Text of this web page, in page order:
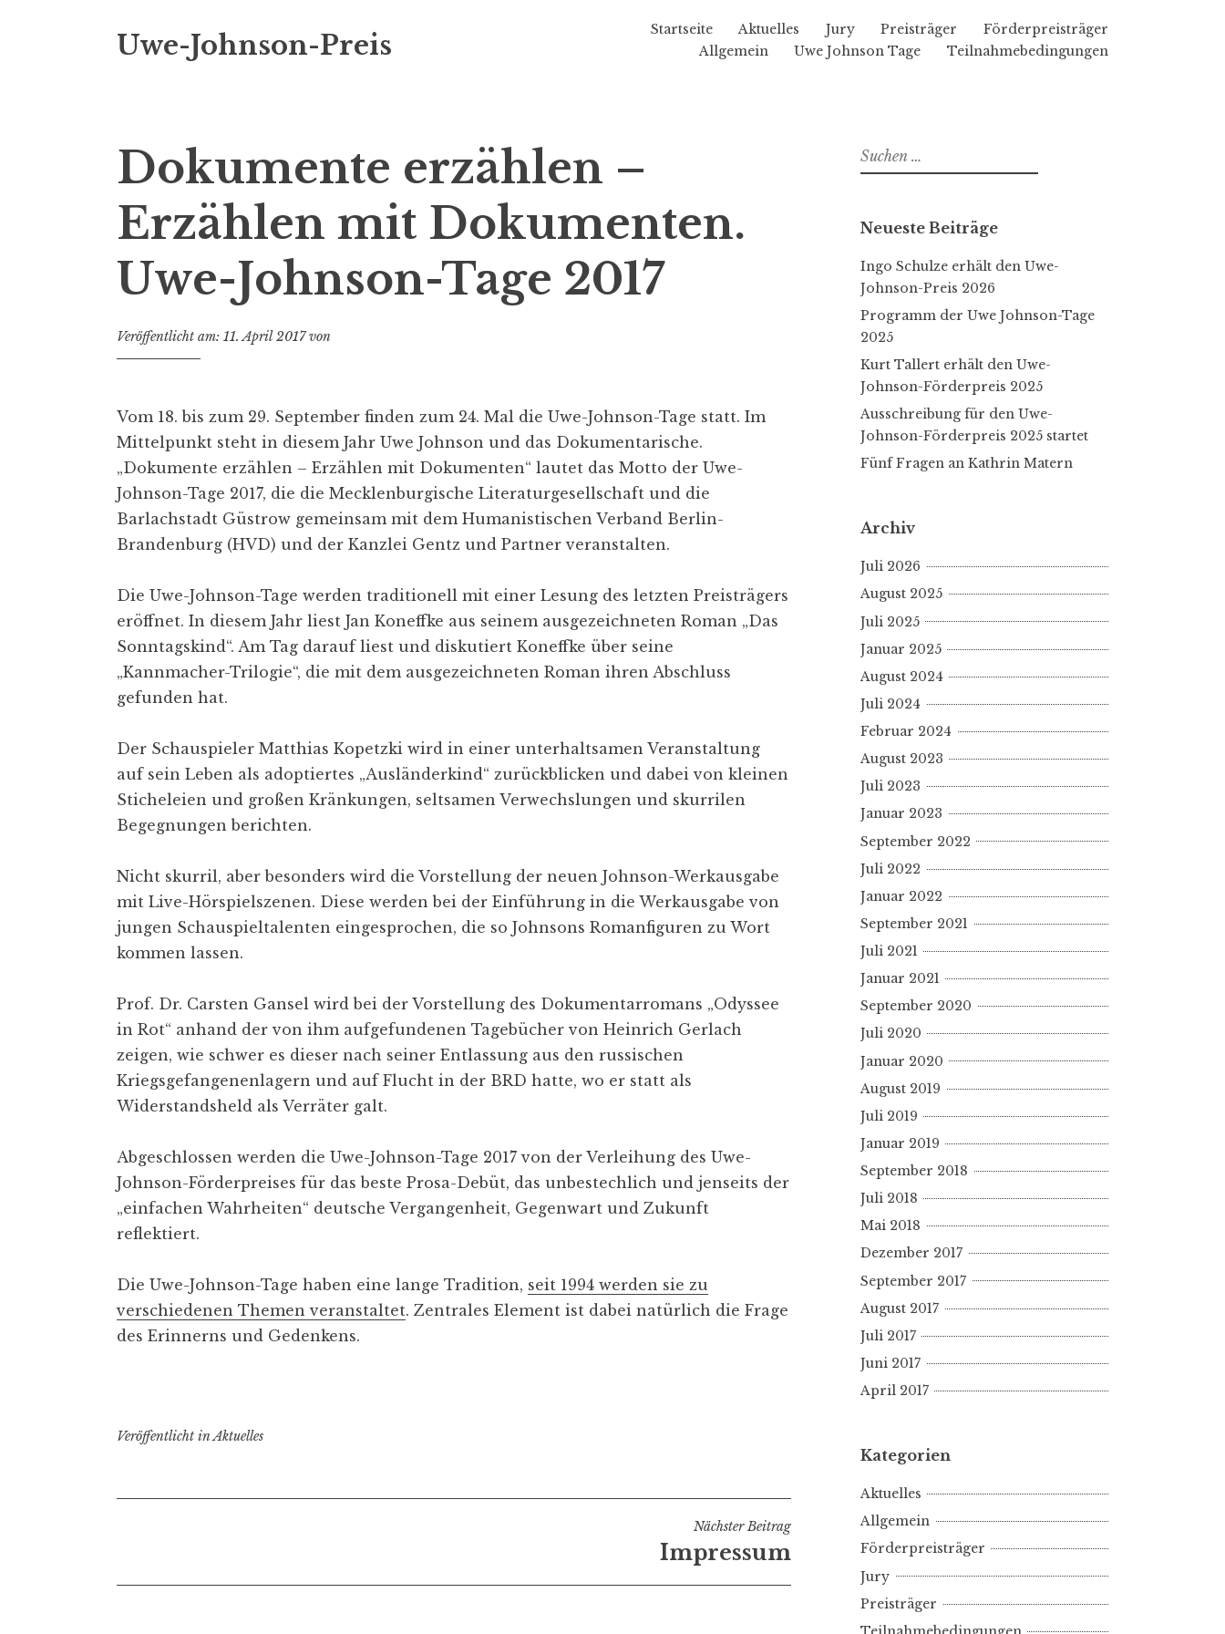
n
Uwe-Johnson-Preis Startseite Aktuelles Jury Preisträger
Förderpreisträger
Allgemein
Uwe Johnson Tage Teilnahmebedingungen
Dokumente erzählen –
Erzählen mit Dokumenten.
Uwe-Johnson-Tage 2017
Veröffentlicht am: 11. April 2017von
Vom 18. bis zum 29. September finden zum 24. Mal die Uwe-Johnson-Tage statt. Im
Mittelpunkt steht in diesem Jahr Uwe Johnson und das Dokumentarische.
„Dokumente erzählen – Erzählen mit Dokumenten“ lautet das Motto der Uwe-
Johnson-Tage 2017, die die Mecklenburgische Literaturgesellschaft und die
Barlachstadt Güstrow gemeinsam mit dem Humanistischen Verband Berlin-
Brandenburg (HVD) und der Kanzlei Gentz und Partner veranstalten.
Die Uwe-Johnson-Tage werden traditionell mit einer Lesung des letzten Preisträgers
eröffnet. In diesem Jahr liest Jan Koneffke aus seinem ausgezeichneten Roman „Das
Sonntagskind“. Am Tag darauf liest und diskutiert Koneffke über seine
„Kannmacher-Trilogie“, die mit dem ausgezeichneten Roman ihren Abschluss
gefunden hat.
Der Schauspieler Matthias Kopetzki wird in einer unterhaltsamen Veranstaltung
auf sein Leben als adoptiertes „Ausländerkind“ zurückblicken und dabei von kleinen
Sticheleien und großen Kränkungen, seltsamen Verwechslungen und skurrilen
Begegnungen berichten.
Nicht skurril, aber besonders wird die Vorstellung der neuen Johnson-Werkausgabe
mit Live-Hörspielszenen. Diese werden bei der Einführung in die Werkausgabe von
jungen Schauspieltalenten eingesprochen, die so Johnsons Romanfiguren zu Wort
kommen lassen.
Prof. Dr. Carsten Gansel wird bei der Vorstellung des Dokumentarromans „Odyssee
in Rot“ anhand der von ihm aufge­fundenen Tagebücher von Heinrich Gerlach
zeigen, wie schwer es dieser nach seiner Entlassung aus den russischen
Kriegsgefangenenlagern und auf Flucht in der BRD hatte, wo er statt als
Widerstandsheld als Verräter galt.
Abgeschlossen werden die Uwe-Johnson-Tage 2017 von der Verleihung des Uwe-
Johnson-Förderpreises für das beste Prosa-Debüt, das unbestechlich und jenseits der
„einfachen Wahrheiten“ deutsche Vergangenheit, Gegenwart und Zukunft
reflektiert.
Die Uwe-Johnson-Tage haben eine lange Tradition, seit 1994 werden sie zu
verschiedenen Themen veranstaltet. Zentrales Element ist dabei natürlich die Frage
des Erinnerns und Gedenkens.
Veröffentlicht inAktuelles
Nächster Beitrag
Impressum
S
u
e
n
n
:
Neueste Beiträge
Ingo Schulze erhält den Uwe-
Johnson-Preis 2026
Programm der Uwe Johnson-Tage
2025
Kurt Tallert erhält den Uwe-
Johnson-Förderpreis 2025
Ausschreibung für den Uwe-
Johnson-Förderpreis 2025 startet
Fünf Fragen an Kathrin Matern
Archiv
Juli 2026
August 2025
Juli 2025
Januar 2025
August 2024
Juli 2024
Februar 2024
August 2023
Juli 2023
Januar 2023
September 2022
Juli 2022
Januar 2022
September 2021
Juli 2021
Januar 2021
September 2020
Juli 2020
Januar 2020
August 2019
Juli 2019
Januar 2019
September 2018
Juli 2018
Mai 2018
Dezember 2017
September 2017
August 2017
Juli 2017
Juni 2017
April 2017
Kategorien
Aktuelles
Allgemein
Förderpreisträger
Jury
Preisträger